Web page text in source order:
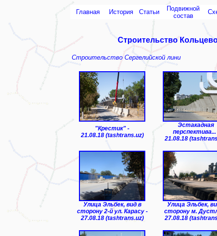
Главная История Статьи
Подвижной
состав
Строительство
Строительство Сергелийской лини
"Крестик" -
21.08.18 (tashtrans.uz)
Эстакадная
перспектива...
21.08.18
Улица Эльбек, вид в
сторону 2-й ул. Карасу -
27.08.18 (tashtrans.uz)
Улица Эльбек,
сторону м.
27.08.18